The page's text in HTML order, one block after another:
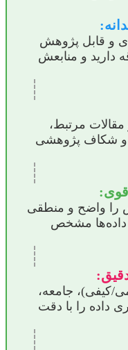
و قابل پژوهش
دارید و منابعش
مرتبط،
و شکاف پژوهشی
را واضح و منطقی
داده‌ها مشخص
کیفی)، جامعه،
داده را با دقت